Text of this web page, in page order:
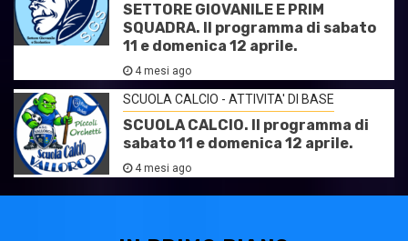
SETTORE GIOVANILE E PRIM
SQUADRA. Il programma di sabato
11 e domenica 12 aprile.
4 mesi ago
SCUOLA CALCIO - ATTIVITA' DI BASE
SCUOLA CALCIO. Il programma di
sabato 11 e domenica 12 aprile.
4 mesi ago